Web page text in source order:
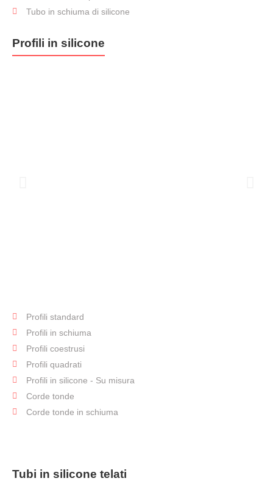
silicone
Tubo in schiuma di silicone
Profili in silicone
Profili in
silicone
Profili standard
Profili in schiuma
Profili coestrusi
Profili quadrati
Profili in silicone - Su misura
Corde tonde
Corde tonde in schiuma
Tubi in silicone telati